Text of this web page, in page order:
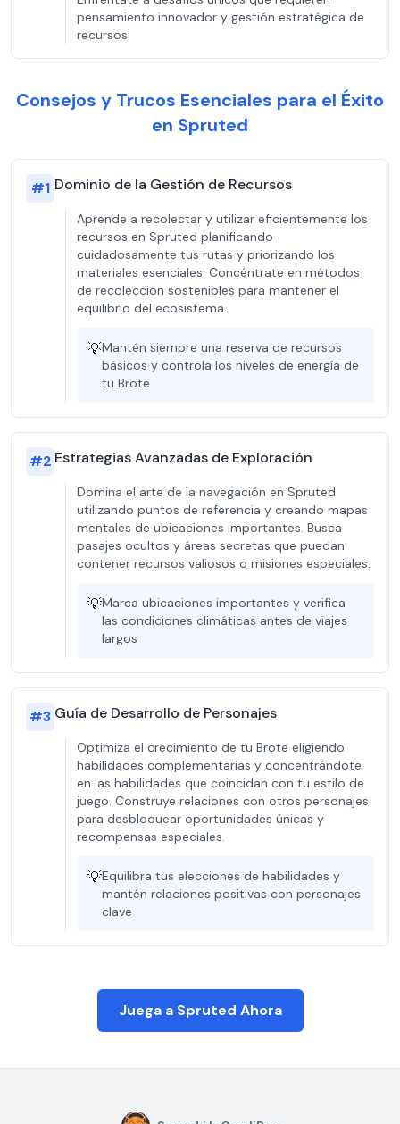
pensamiento innovador y gestión estratégica de
recursos
Consejos y Trucos Esenciales para el Éxito
en Spruted
#1 Dominio de la Gestión de Recursos
Aprende a recolectar y utilizar eficientemente los
recursos en Spruted planificando
cuidadosamente tus rutas y priorizando los
materiales esenciales. Concéntrate en métodos
de recolección sostenibles para mantener el
equilibrio del ecosistema.
💡Mantén siempre una reserva de recursos
básicos y controla los niveles de energía de
tu Brote
#2 Estrategias Avanzadas de Exploración
Domina el arte de la navegación en Spruted
utilizando puntos de referencia y creando mapas
mentales de ubicaciones importantes. Busca
pasajes ocultos y áreas secretas que puedan
contener recursos valiosos o misiones especiales.
💡Marca ubicaciones importantes y verifica
las condiciones climáticas antes de viajes
largos
#3 Guía de Desarrollo de Personajes
Optimiza el crecimiento de tu Brote eligiendo
habilidades complementarias y concentrándote
en las habilidades que coincidan con tu estilo de
juego. Construye relaciones con otros personajes
para desbloquear oportunidades únicas y
recompensas especiales.
💡Equilibra tus elecciones de habilidades y
mantén relaciones positivas con personajes
clave
Juega a Spruted Ahora